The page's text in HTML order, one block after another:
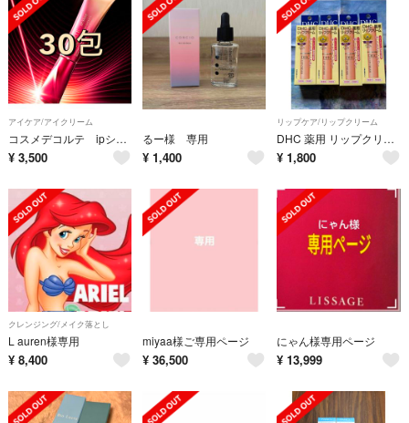
アイケア/アイクリーム
コスメデコルテ ipショットプルリポテントユースコンセントレイト 30包
¥ 3,500
るー様 専用
¥ 1,400
リップケア/リップクリーム
DHC 薬用 リップクリーム 4本セット
¥ 1,800
クレンジング/メイク落とし
L auren様専用
¥ 8,400
miyaa様ご専用ページ
¥ 36,500
にゃん様専用ページ
¥ 13,999